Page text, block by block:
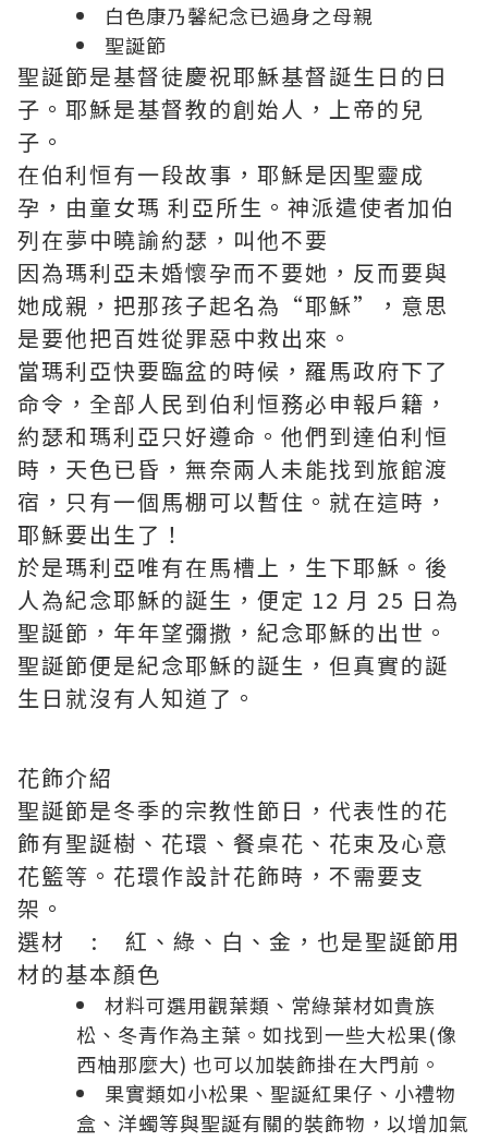
白色康乃馨紀念已過身之母親
聖誕節
聖誕節是基督徒慶祝耶穌基督誕生日的日
子。耶穌是基督教的創始人，上帝的兒
子。
在伯利恒有一段故事，耶穌是因聖靈成
孕，由童女瑪 利亞所生。神派遣使者加伯
列在夢中曉諭約瑟，叫他不要
因為瑪利亞未婚懷孕而不要她，反而要與
她成親，把那孩子起名為“耶穌”，意思
是要他把百姓從罪惡中救出來。
當瑪利亞快要臨盆的時候，羅馬政府下了
命令，全部人民到伯利恒務必申報戶籍，
約瑟和瑪利亞只好遵命。他們到達伯利恒
時，天色已昏，無奈兩人未能找到旅館渡
宿，只有一個馬棚可以暫住。就在這時，
耶穌要出生了！
於是瑪利亞唯有在馬槽上，生下耶穌。後
人為紀念耶穌的誕生，便定 12 月 25 日為
聖誕節，年年望彌撒，紀念耶穌的出世。
聖誕節便是紀念耶穌的誕生，但真實的誕
生日就沒有人知道了。
花飾介紹
聖誕節是冬季的宗教性節日，代表性的花
飾有聖誕樹、花環、餐桌花、花束及心意
花籃等。花環作設計花飾時，不需要支
架。
選材 : 紅、綠、白、金，也是聖誕節用
材的基本顏色
材料可選用觀葉類、常綠葉材如貴族
松、冬青作為主葉。如找到一些大松果(像
西柚那麼大) 也可以加裝飾掛在大門前。
果實類如小松果、聖誕紅果仔、小禮物
盒、洋蠋等與聖誕有關的裝飾物，以增加氣